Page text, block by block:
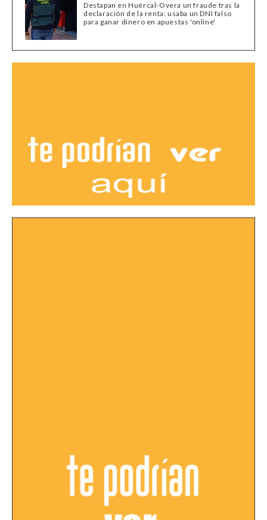
Destapan en Huércal-Overa un fraude tras la
declaración de la renta: usaba un DNI falso
para ganar dinero en apuestas 'online'